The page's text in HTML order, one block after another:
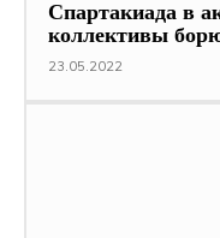
Спартакиада в
коллективы
23.05.2022